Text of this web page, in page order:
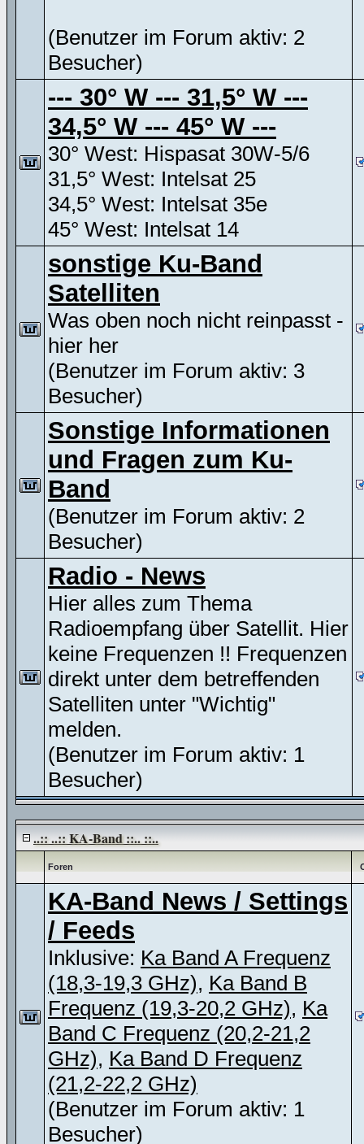
(Benutzer im Forum aktiv: 2
Besucher)
--- 30° W --- 31,5° W ---
34,5° W --- 45° W ---
30° West: Hispasat 30W-5/6
31,5° West: Intelsat 25
34,5° West: Intelsat 35e
45° West: Intelsat 14
sonstige Ku-Band
Satelliten
Was oben noch nicht reinpasst -
hier her
(Benutzer im Forum aktiv: 3
Besucher)
Sonstige Informationen
und Fragen zum Ku-
Band
(Benutzer im Forum aktiv: 2
Besucher)
Radio - News
Hier alles zum Thema
Radioempfang über Satellit. Hier
keine Frequenzen !! Frequenzen
direkt unter dem betreffenden
Satelliten unter "Wichtig"
melden.
(Benutzer im Forum aktiv: 1
Besucher)
..:: ..:: KA-Band ::.. ::..
Foren
KA-Band News / Settings
/ Feeds
Inklusive: Ka Band A Frequenz
(18,3-19,3 GHz), Ka Band B
Frequenz (19,3-20,2 GHz), Ka
Band C Frequenz (20,2-21,2
GHz), Ka Band D Frequenz
(21,2-22,2 GHz)
(Benutzer im Forum aktiv: 1
Besucher)